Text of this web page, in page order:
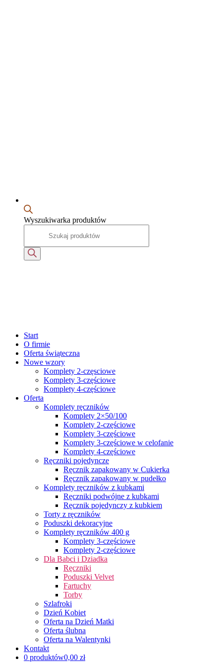
Wyszukiwarka produktów
Start
O firmie
Oferta świąteczna
Nowe wzory
Komplety 2-częsciowe
Komplety 3-częściowe
Komplety 4-częściowe
Oferta
Komplety ręczników
Komplety 2×50/100
Komplety 2-częściowe
Komplety 3-częściowe
Komplety 3-częściowe w celofanie
Komplety 4-częściowe
Ręczniki pojedyncze
Ręcznik zapakowany w Cukierka
Ręcznik zapakowany w pudełko
Komplety ręczników z kubkami
Ręczniki podwójne z kubkami
Ręcznik pojedynczy z kubkiem
Torty z ręczników
Poduszki dekoracyjne
Komplety ręczników 400 g
Komplety 3-częściowe
Komplety 2-częściowe
Dla Babci i Dziadka
Ręczniki
Poduszki Velvet
Fartuchy
Torby
Szlafroki
Dzień Kobiet
Oferta na Dzień Matki
Oferta ślubna
Oferta na Walentynki
Kontakt
0 produktów0,00 zł